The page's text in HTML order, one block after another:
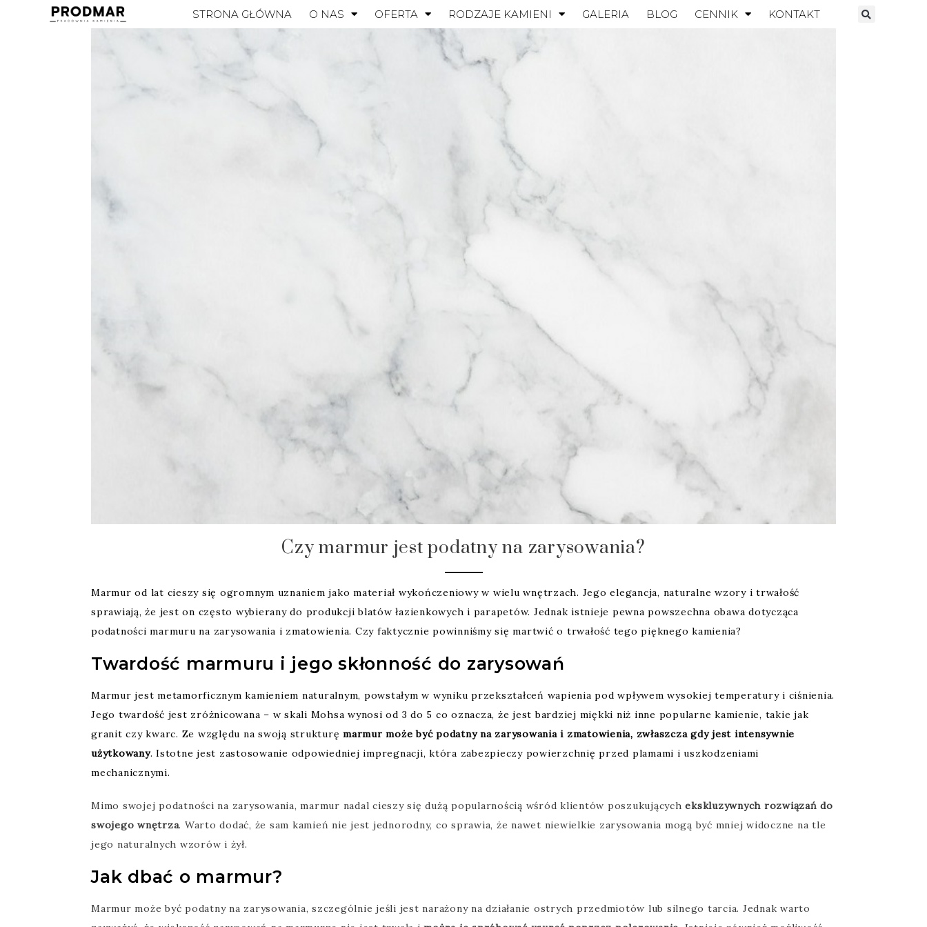
STRONA GŁÓWNA O NAS OFERTA RODZAJE KAMIENI GALERIA BLOG CENNIK KONTAKT
Czy marmur jest podatny na zarysowania?
Marmur od lat cieszy się ogromnym uznaniem jako materiał wykończeniowy w wielu wnętrzach. Jego elegancja, naturalne wzory i trwałość
sprawiają, że jest on często wybierany do produkcji blatów łazienkowych i parapetów. Jednak istnieje pewna powszechna obawa dotycząca
podatności marmuru na zarysowania i zmatowienia. Czy faktycznie powinniśmy się martwić o trwałość tego pięknego kamienia?
Twardość marmuru i jego skłonność do zarysowań
Marmur jest metamorficznym kamieniem naturalnym, powstałym w wyniku przekształceń wapienia pod wpływem wysokiej temperatury i ciśnienia.
Jego twardość jest zróżnicowana – w skali Mohsa wynosi od 3 do 5 co oznacza, że jest bardziej miękki niż inne popularne kamienie, takie jak
granit czy kwarc. Ze względu na swoją strukturę marmur może być podatny na zarysowania i zmatowienia, zwłaszcza gdy jest intensywnie
użytkowany. Istotne jest zastosowanie odpowiedniej impregnacji, która zabezpieczy powierzchnię przed plamami i uszkodzeniami
mechanicznymi.
Mimo swojej podatności na zarysowania, marmur nadal cieszy się dużą popularnością wśród klientów poszukującychekskluzywnych rozwiązań do
swojego wnętrza. Warto dodać, że sam kamień nie jest jednorodny, co sprawia, że nawet niewielkie zarysowania mogą być mniej widoczne na tle
jego naturalnych wzorów i żył.
Jak dbać o marmur?
Marmur może być podatny na zarysowania, szczególnie jeśli jest narażony na działanie ostrych przedmiotów lub silnego tarcia. Jednak warto